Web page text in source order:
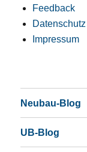
Feedback
Datenschutz
Impressum
Neubau-Blog
UB-Blog